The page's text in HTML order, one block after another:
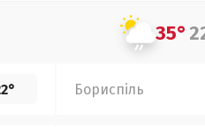
35°
Бориспіль